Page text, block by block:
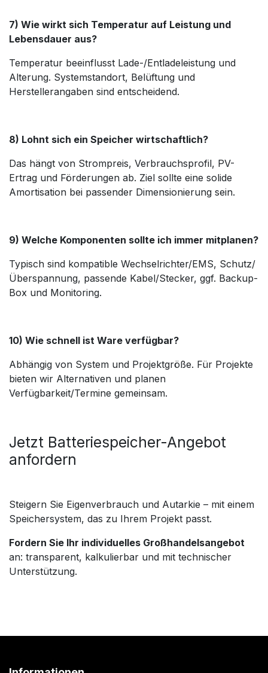
7) Wie wirkt sich Temperatur auf Leistung und
Lebensdauer aus?
Temperatur beeinflusst Lade-/Entladeleistung und
Alterung. Systemstandort, Belüftung und
Herstellerangaben sind entscheidend.
8) Lohnt sich ein Speicher wirtschaftlich?
Das hängt von Strompreis, Verbrauchsprofil, PV-
Ertrag und Förderungen ab. Ziel sollte eine solide
Amortisation bei passender Dimensionierung sein.
9) Welche Komponenten sollte ich immer mitplanen?
Typisch sind kompatible Wechselrichter/EMS, Schutz/
Überspannung, passende Kabel/Stecker, ggf. Backup-
Box und Monitoring.
10) Wie schnell ist Ware verfügbar?
Abhängig von System und Projektgröße. Für Projekte
bieten wir Alternativen und planen
Verfügbarkeit/Termine gemeinsam.
Jetzt Batteriespeicher-Angebot
anfordern
Steigern Sie Eigenverbrauch und Autarkie – mit einem
Speichersystem, das zu Ihrem Projekt passt.
Fordern Sie Ihr individuelles Großhandelsangebot
an: transparent, kalkulierbar und mit technischer
Unterstützung.